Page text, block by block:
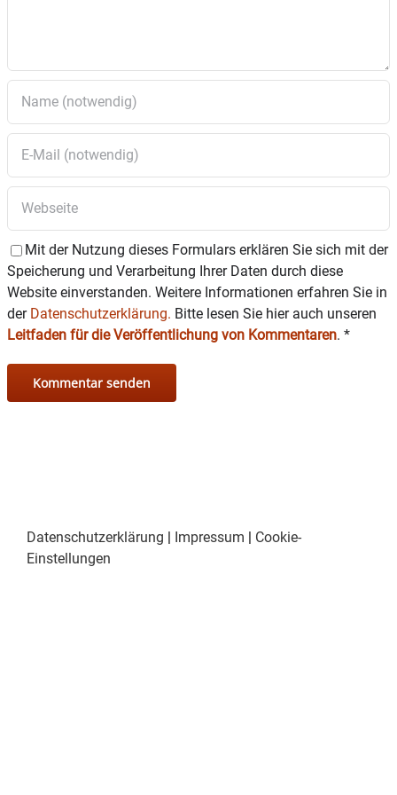
Garage auf dem Grundstück Fl.Nr. 381/9,
Gemarkung Amerang
5. Vorstellung de
Wärmeplanung
6. Beratung und Beschlussfassung zum
aktualisierten
Feuerwehrfahrzeug-Konzept
und Einleitung des Verfahrens zur Fahrzeug-
Neubeschaffung der FFW Amerang
7. Teilsanierung
derGemeindeverbindungsstraße Amerang –
Kirchensur im Bereich von Kammer bis
Suranger– Vorberatung der Bedingungen
8. Mitteilungen des Bürgermeisters
– Information zur aktuellen Fortschreibung des
örtlichen Regionalplans der Region 18
9. Anfragen
Mit der Nutzung dieses Formulars erklären Sie sich mit der
Speicherung und Verarbeitung Ihrer Daten durch diese
Website einverstanden. Weitere Informationen erfahren Sie in
der Datenschutzerklärung. Bitte lesen Sie hier auch unseren
Leitfaden für die Veröffentlichung von Kommentaren. *
Datenschutzerklärung | Impressum | Cookie-
Einstellungen